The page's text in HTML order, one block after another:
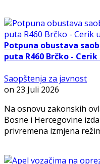
Potpuna obustava
puta R460 Brčko -
Saopštenja za javnost
on 23 Juli 2026
Na osnovu zakonskih
Bosne i Hercegovine
privremena izmjena